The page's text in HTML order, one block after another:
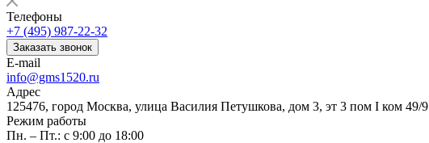
Телефоны
+7 (495) 987-22-32
Заказать звонок
E-mail
info@gms1520.ru
Адрес
125476, город Москва, улица Василия Петушкова, дом 3, эт 3 пом I ком 49/9
Режим работы
Пн. – Пт.: с 9:00 до 18:00